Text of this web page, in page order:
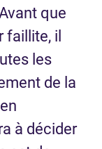
que
faillite, il
les
de la
à décider